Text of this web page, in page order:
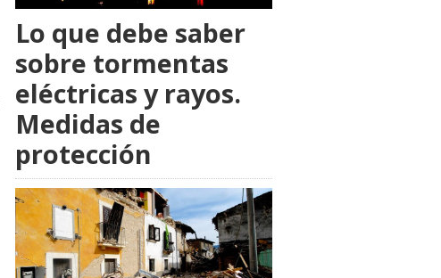
Lo que debe saber
sobre tormentas
eléctricas y rayos.
Medidas de
protección